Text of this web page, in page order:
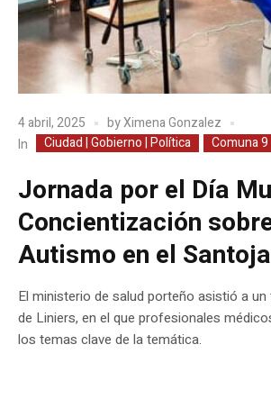
4 abril, 2025 byXimena Gonzalez
In
Ciudad | Gobierno | Política Comuna 9
Jornada por el Día
Concientización
Autismo en el
El ministerio de salud porteño asistió a
de Liniers, en el que profesionales
los temas clave de la temática.